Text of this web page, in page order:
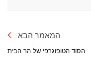
המאמר הבא
הסוד הטופוגרפי של הר הבית